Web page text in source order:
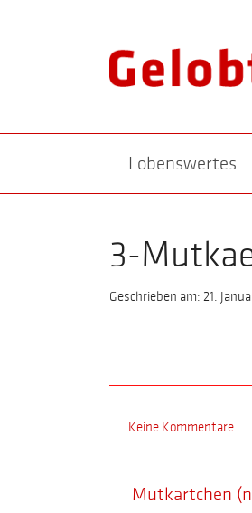
Lobenswertes
3-
Geschrieben am: 21.
Keine Kommentare
Mutkärtchen